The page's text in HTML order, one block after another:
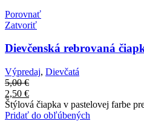
Porovnať
Zatvoriť
Dievčenská rebrovaná
Výpredaj, Dievčatá
5,00€
2,50 €
Štýlová čiapka v pastelovej farbe
Pridať do obľúbených